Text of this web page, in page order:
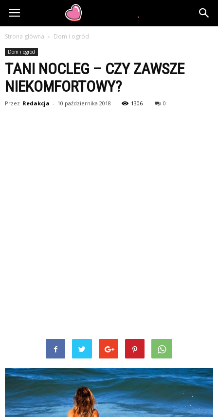
larobes.pl
Strona główna Dom i ogród
Dom i ogród
TANI NOCLEG – CZY ZAWSZE
NIEKOMFORTOWY?
Przez Redakcja - 10 października 2018 1306 0